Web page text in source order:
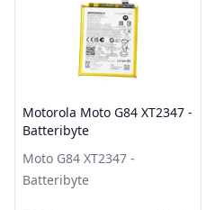
Motorola Moto G84 XT2347 -
Batteribyte
Moto G84 XT2347 -
Batteribyte